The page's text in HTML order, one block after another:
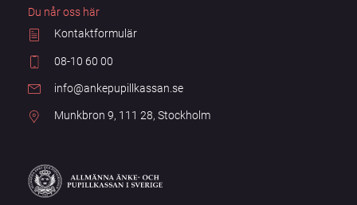
Du når oss här
Kontaktformulär
08-10 60 00
info@ankepupillkassan.se
Munkbron 9, 111 28, Stockholm